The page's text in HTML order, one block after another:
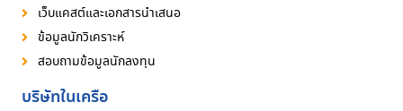
เว็บแคสต์และเอกสารนำเสนอ
ข้อมูลนักวิเคราะห์
สอบถามข้อมูลนักลงทุน
บริษัทในเครือ